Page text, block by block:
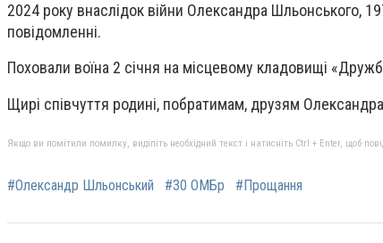
2024 року внаслідок війни Олександра Шльонського,
повідомленні.
Поховали воїна 2 січня на місцевому кладовищі
Щирі співчуття родині, побратимам, друзям
Якщо ви помітили помилку, виділіть необхідний текст і натисніть Ctrl + Enter, щоб
#Олександр Шльонський #30 ОМБр #Прощання